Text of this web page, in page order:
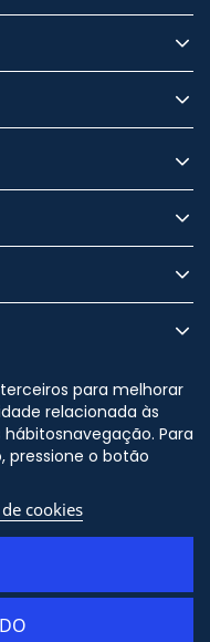
para melhorar
relacionada às
Para
pressione o botão
cookies
- CIF
direitos